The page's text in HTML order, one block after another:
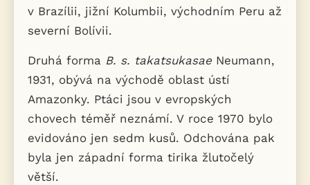
v Brazílii, jižní Kolumbii, východním Peru až
severní Bolívii.
Druhá forma B. s. takatsukasae Neumann,
1931, obývá na východě oblast ústí
Amazonky. Ptáci jsou v evropských
chovech téměř neznámí. V roce 1970 bylo
evidováno jen sedm kusů. Odchována pak
byla jen západní forma tirika žlutočelý
větší.